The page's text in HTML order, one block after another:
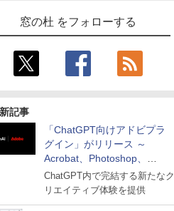
窓の杜 をフォローする
記事
「ChatGPT向けアドビプラ
グイン」がリリース ～
Acrobat、Photoshop、
Premiereなどの機能を1つの
プラグインに統合
ChatGPT内で完結する新たなク
リエイティブ体験を提供